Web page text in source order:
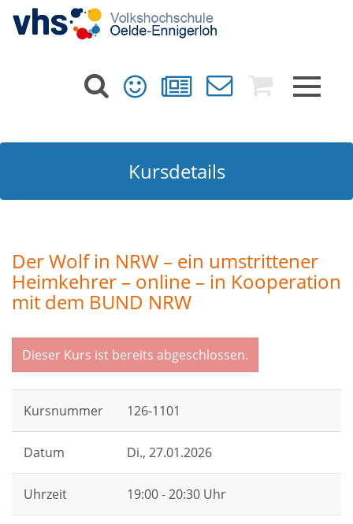
Toggle
Kursdetails
Der Wolf in NRW – ein umstrittener
Heimkehrer – online – in Kooperation
mit dem BUND NRW
Dieser Kurs ist bereits abgeschlossen.
Kursnummer 126-1101
Datum Di., 27.01.2026
Uhrzeit 19:00 - 20:30 Uhr